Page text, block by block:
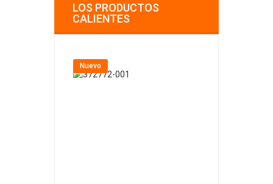
LOS PRODUCTOS
CALIENTES
Nuevo